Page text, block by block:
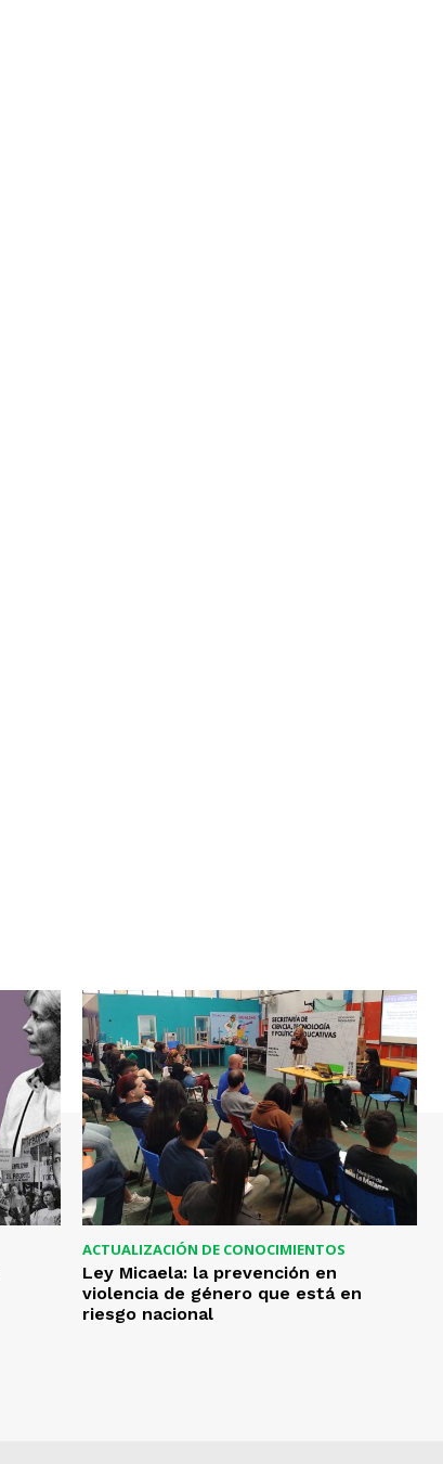
ACTUALIZACIÓN DE CONOCIMIENTOS
Ley Micaela: la prevención en
violencia de género que está en
riesgo nacional